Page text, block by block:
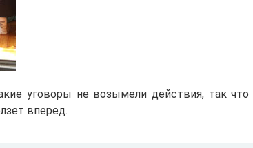
уговоры не возымели действия, так
вперед.